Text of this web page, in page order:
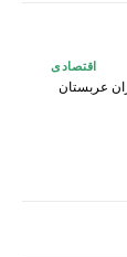
اقتصادی
عربستان